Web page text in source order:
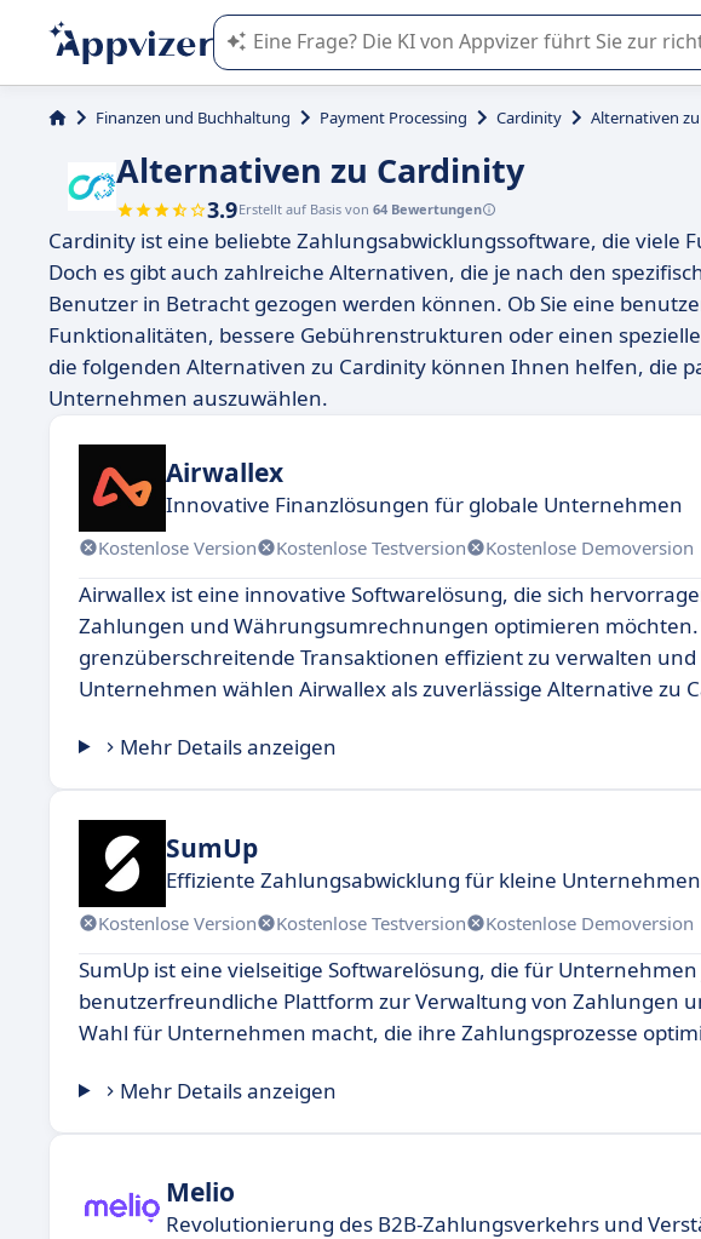
Die KI von Appvizer führt Sie bei der Nutzung oder
Finanzen und Buchhaltung Payment Processing Cardinity Alternativen
Alternativen zu Cardinity
3.9Erstellt auf Basis von 64 Bewertungen
Cardinity ist eine beliebte Zahlungsabwicklungssoftware, die viele
Doch es gibt auch zahlreiche Alternativen, die je nach den
Benutzer in Betracht gezogen werden können. Ob Sie eine
Funktionalitäten, bessere Gebührenstrukturen oder einen
die folgenden Alternativen zu Cardinity können Ihnen helfen, die
Unternehmen auszuwählen.
Airwallex
Innovative Finanzlösungen für globale Unternehmen
Kostenlose Version Kostenlose Testversion Kostenlose Demoversion
Airwallex ist eine innovative Softwarelösung, die sich
Zahlungen und Währungsumrechnungen optimieren
grenzüberschreitende Transaktionen effizient zu verwalten
Unternehmen wählen Airwallex als zuverlässige Alternative zu
Mehr Details anzeigen
SumUp
Effiziente Zahlungsabwicklung für kleine Unternehmen
Kostenlose Version Kostenlose Testversion Kostenlose Demoversion
SumUp ist eine vielseitige Softwarelösung, die für
benutzerfreundliche Plattform zur Verwaltung von Zahlungen
Wahl für Unternehmen macht, die ihre Zahlungsprozesse
Mehr Details anzeigen
Melio
Revolutionierung des B2B-Zahlungsverkehrs und